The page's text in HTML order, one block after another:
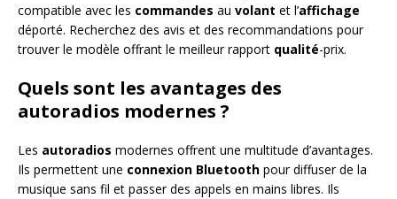
compatible avec les commandes au volant et l’affichage
déporté. Recherchez des avis et des recommandations pour
trouver le modèle offrant le meilleur rapport qualité-prix.
Quels sont les avantages des
autoradios modernes ?
Les autoradios modernes offrent une multitude d’avantages.
Ils permettent une connexion Bluetooth pour diffuser de la
musique sans fil et passer des appels en mains libres. Ils